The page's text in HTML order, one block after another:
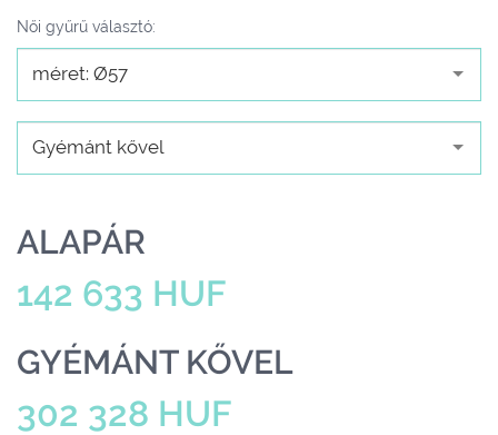
Női gyűrű választó:
méret: Ø57
Gyémánt kővel
ALAPÁR
142 633 HUF
GYÉMÁNT KŐVEL
302 328 HUF